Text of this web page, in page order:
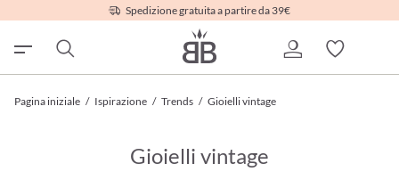
Spedizione gratuita a partire da 39€
Pagina iniziale / Ispirazione / Trends / Gioielli vintage
Gioielli vintage